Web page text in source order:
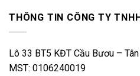
THÔNG TIN CÔNG TY
Lô 33 BT5 KĐT Cầu Bươu –
MST: 0106240019